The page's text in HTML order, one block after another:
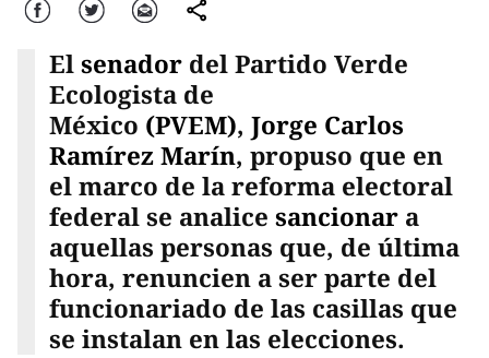
Facebook Twitter Correo comparte
El senadordel Partido Verde
Ecologista de
México (PVEM), Jorge Carlos
Ramírez Marín, propuso que en
el marco de la reforma electoral
federal se analice sancionar a
aquellas personas que, de última
hora, renuncien a ser parte del
funcionariado de las casillas que
se instalan en las elecciones.